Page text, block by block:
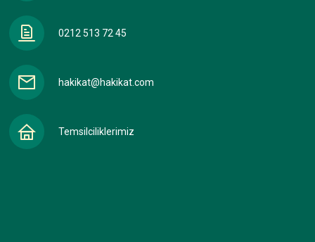
0212 513 72 45
hakikat@hakikat.com
Temsilciliklerimiz